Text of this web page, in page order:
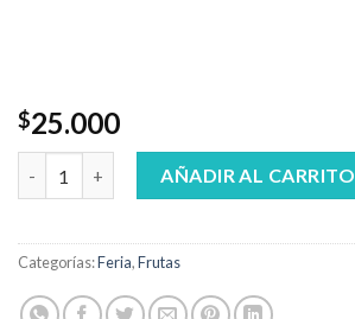
$25.000
Pitahaya 1 kilo cantidadAÑADIR AL CARRITO
Categorías:Feria,Frutas